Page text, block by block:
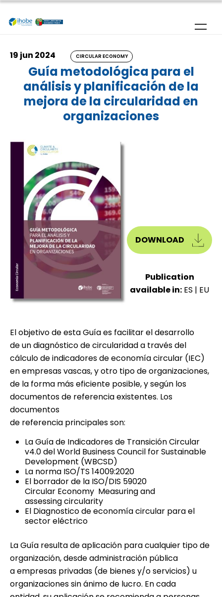
Skip to main content
19 jun 2024 CIRCULAR ECONOMY
Guía metodológica para el
análisis y planificación de la
mejora de la circularidad en
organizaciones
DOWNLOAD
Publication
available in: ES | EU
El objetivo de esta Guía es facilitar el desarrollo
de un diagnóstico de circularidad a través del
cálculo de indicadores de economía circular (IEC)
en empresas vascas, y otro tipo de organizaciones,
de la forma más eficiente posible, y según los
documentos de referencia existentes. Los
documentos
de referencia principales son:
La Guía de Indicadores de Transición Circular
v4.0 del World Business Council for Sustainable
Development (WBCSD)
La norma ISO/TS 14009:2020
El borrador de la ISO/DIS 59020
Circular Economy  Measuring and
assessing circularity
El Diagnostico de economía circular para el
sector eléctrico
La Guía resulta de aplicación para cualquier tipo de
organización, desde administración pública
a empresas privadas (de bienes y/o servicios) u
organizaciones sin ánimo de lucro. En cada